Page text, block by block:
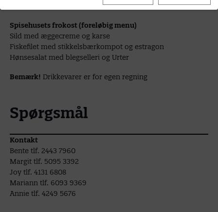
Spisehusets frokost (foreløbig menu)
Sild med æggecreme og karse
Fiskefilet med stikkelsbærkompot og estragon
Hønsesalat med blegselleri og Urter
Bemærk! Drikkevarer er for egen regning
Spørgsmål
Kontakt
Bente tlf. 2443 7960
Margit tlf. 5095 3392
Joy tlf. 4131 6808
Mariann tlf. 6093 9369
Annie tlf. 4249 5676